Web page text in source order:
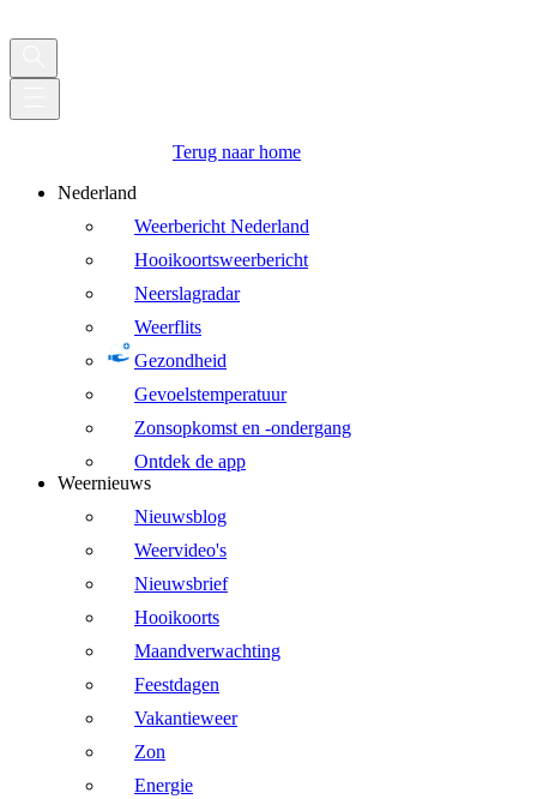
Terug naar home
Nederland
Weerbericht Nederland
Hooikoortsweerbericht
Neerslagradar
Weerflits
Gezondheid
Gevoelstemperatuur
Zonsopkomst en -ondergang
Ontdek de app
Weernieuws
Nieuwsblog
Weervideo's
Nieuwsbrief
Hooikoorts
Maandverwachting
Feestdagen
Vakantieweer
Zon
Energie